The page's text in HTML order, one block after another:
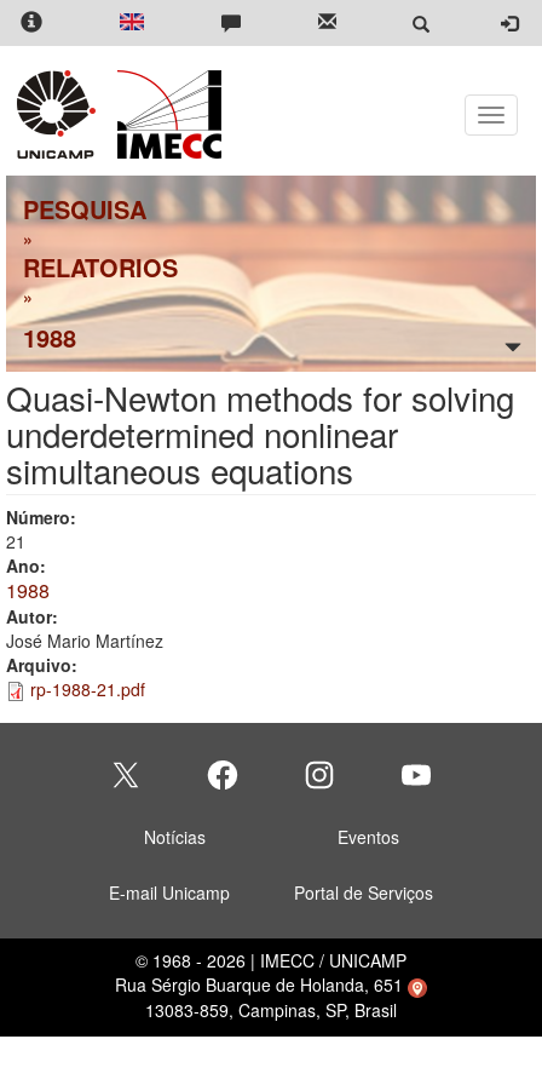
Pular
para
conteúdo
principal
Toggle
PESQUISA
»
RELATORIOS
»
1988
Quasi-Newton methods for solving
underdetermined nonlinear
simultaneous equations
Número:
21
Ano:
1988
Autor:
José Mario Martínez
Arquivo:
rp-1988-21.pdf
Notícias Eventos
E-mail Unicamp Portal de Serviços
© 1968 - 2026 | IMECC / UNICAMP
Rua Sérgio Buarque de Holanda, 651
13083-859, Campinas, SP, Brasil